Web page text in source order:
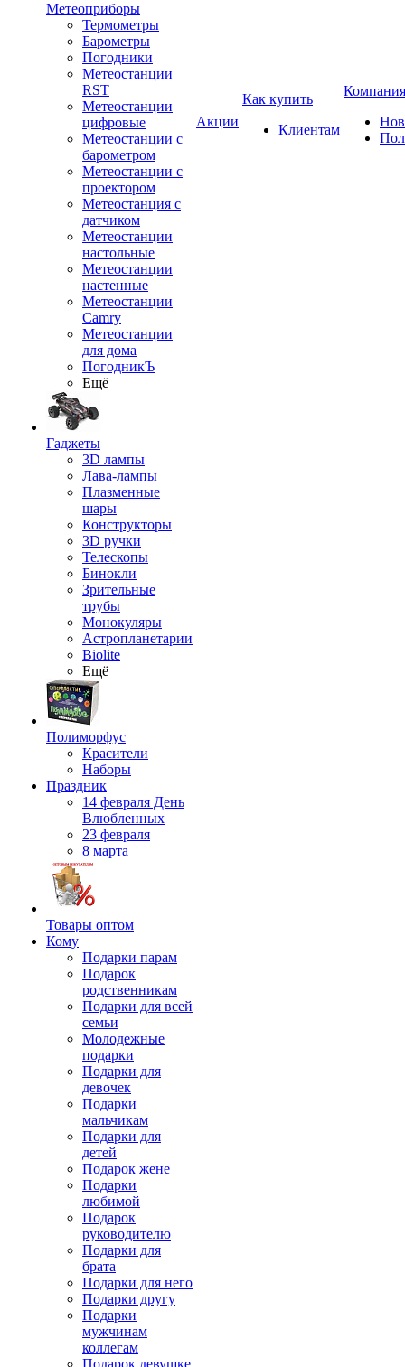
Метеоприборы
Термометры
Барометры
Погодники
Метеостанции
RST
Метеостанции
цифровые
Метеостанции с
барометром
Метеостанции с
проектором
Метеостанция с
датчиком
Метеостанции
настольные
Метеостанции
настенные
Метеостанции
Camry
Метеостанции
для дома
ПогодникЪ
Ещё
Гаджеты
3D лампы
Лава-лампы
Плазменные
шары
Конструкторы
3D ручки
Телескопы
Бинокли
Зрительные
трубы
Монокуляры
Астропланетарии
Biolite
Ещё
Полиморфус
Красители
Наборы
Праздник
14 февраля День
Влюбленных
23 февраля
8 марта
Товары оптом
Кому
Подарки парам
Подарок
родственникам
Подарки для всей
семьи
Молодежные
подарки
Подарки для
девочек
Подарки
мальчикам
Подарки для
детей
Подарок жене
Подарки
любимой
Подарок
руководителю
Подарки для
брата
Подарки для него
Подарки другу
Подарки
мужчинам
коллегам
Подарок девушке
Акции
Как купить
Клиентам
Компания